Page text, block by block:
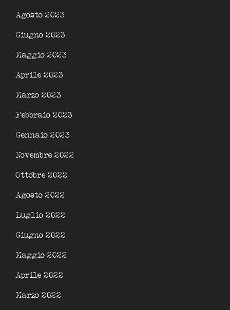
Agosto 2023
Giugno 2023
Maggio 2023
Aprile 2023
Marzo 2023
Febbraio 2023
Gennaio 2023
Novembre 2022
Ottobre 2022
Agosto 2022
Luglio 2022
Giugno 2022
Maggio 2022
Aprile 2022
Marzo 2022